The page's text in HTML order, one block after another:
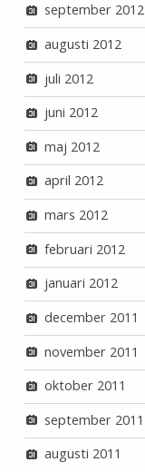
september 2012
augusti 2012
juli 2012
juni 2012
maj 2012
april 2012
mars 2012
februari 2012
januari 2012
december 2011
november 2011
oktober 2011
september 2011
augusti 2011